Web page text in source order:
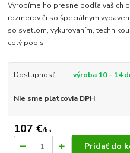
Vyrobíme ho presne podľa vašich
rozmerov či so špeciálnym
so svetlom, vykurovaním,
celý popis
Dostupnosť výroba 10 - 14
Nie sme platcovia DPH
107 €/ks
Pridať do